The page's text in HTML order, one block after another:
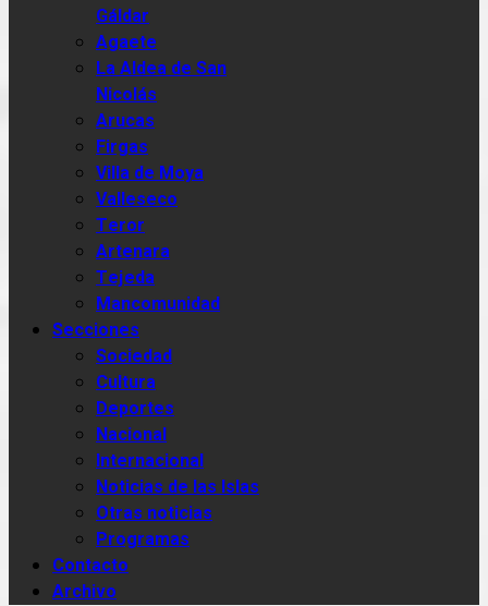
Gáldar
Agaete
La Aldea de San
Nicolás
Arucas
Firgas
Villa de Moya
Valleseco
Teror
Artenara
Tejeda
Mancomunidad
Secciones
Sociedad
Cultura
Deportes
Nacional
Internacional
Noticias de las Islas
Otras noticias
Programas
Contacto
Archivo